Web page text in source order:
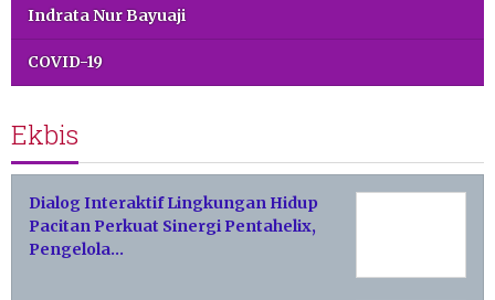
Indrata Nur Bayuaji
COVID-19
Ekbis
Dialog Interaktif Lingkungan Hidup
Pacitan Perkuat Sinergi Pentahelix,
Pengelola…